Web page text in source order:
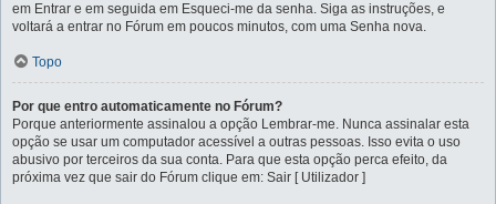
em Entrar e em seguida em Esqueci-me da senha. Siga as instruções, e
voltará a entrar no Fórum em poucos minutos, com uma Senha nova.
Topo
Por que entro automaticamente no Fórum?
Porque anteriormente assinalou a opção Lembrar-me. Nunca assinalar esta
opção se usar um computador acessível a outras pessoas. Isso evita o uso
abusivo por terceiros da sua conta. Para que esta opção perca efeito, da
próxima vez que sair do Fórum clique em: Sair [ Utilizador ]